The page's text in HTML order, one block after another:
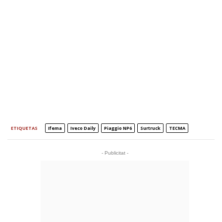
ETIQUETAS Ifema Iveco Daily Piaggio NP6 Surtruck TECMA
- Publicitat -